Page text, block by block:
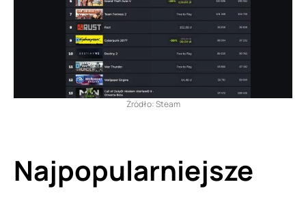
Źródło: Steam
Najpopularniejsze